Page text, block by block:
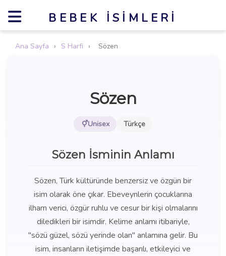
BEBEK İSIMLERI
Ana Sayfa › S Harfi › Sözen
Sözen
Unisex Türkçe
Sözen İsminin Anlamı
Sözen, Türk kültüründe benzersiz ve özgün bir
isim olarak öne çıkar. Ebeveynlerin çocuklarına
ilham verici, özgür ruhlu ve cesur bir kişi olmalarını
diledikleri bir isimdir. Kelime anlamı itibariyle,
"sözü güzel, sözü yerinde olan" anlamına gelir. Bu
isim, insanların iletişimde başarılı, etkileyici ve